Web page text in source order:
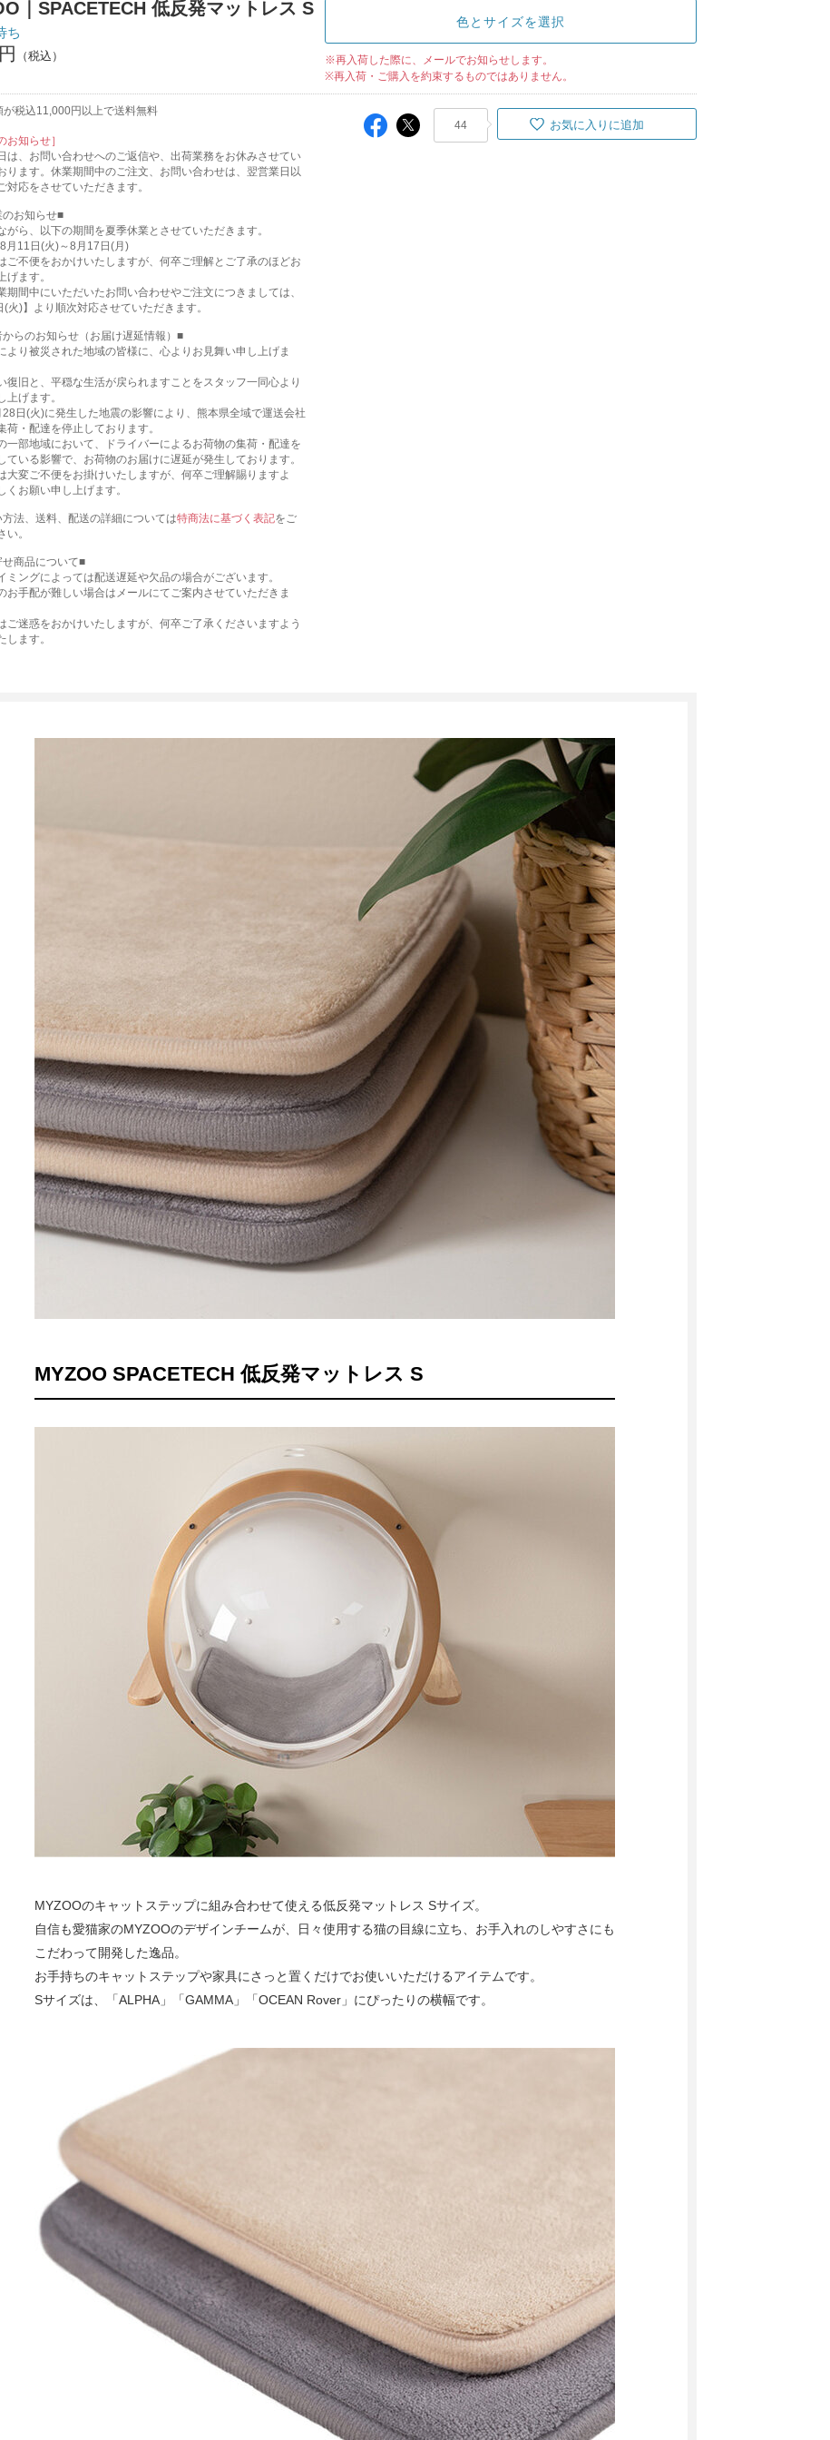
｜SPACETECH 低反発マットレス S
ち
色とサイズを選択
※再入荷した際に、メールでお知らせします。
※再入荷・ご購入を約束するものではありません。
が税込11,000円以上で送料無料
お知らせ］
は、お問い合わせへのご返信や、出荷業務をお休みさせてい
ります。休業期間中のご注文、お問い合わせは、翌営業日以
対応をさせていただきます。
お知らせ■
がら、以下の期間を夏季休業とさせていただきます。
8月11日(火)～8月17日(月)
ご不便をおかけいたしますが、何卒ご理解とご了承のほどお
げます。
期間中にいただいたお問い合わせやご注文につきましては、
(火)】より順次対応させていただきます。
らのお知らせ（お届け遅延情報）■
より被災された地域の皆様に、心よりお見舞い申し上げま
復旧と、平穏な生活が戻られますことをスタッフ一同心より
上げます。
日(火)に発生した地震の影響により、熊本県全域で運送会社
荷・配達を停止しております。
一部地域において、ドライバーによるお荷物の集荷・配達を
ている影響で、お荷物のお届けに遅延が発生しております。
大変ご不便をお掛けいたしますが、何卒ご理解賜りますよ
くお願い申し上げます。
法、送料、配送の詳細については特商法に基づく表記をご
い。
商品について■
ミングによっては配送遅延や欠品の場合がございます。
お手配が難しい場合はメールにてご案内させていただきま
ご迷惑をおかけいたしますが、何卒ご了承くださいますよう
します。
44 お気に入りに追加
MYZOO SPACETECH 低反発マットレス S
MYZOOのキャットステップに組み合わせて使える低反発マットレス Sサイズ。
自信も愛猫家のMYZOOのデザインチームが、日々使用する猫の目線に立ち、お手入れのしやすさにも
こだわって開発した逸品。
お手持ちのキャットステップや家具にさっと置くだけでお使いいただけるアイテムです。
Sサイズは、「ALPHA」「GAMMA」「OCEAN Rover」にぴったりの横幅です。